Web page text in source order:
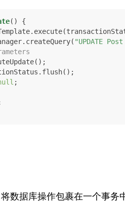
()
{
"UPDATE
;
数据库操作包裹在一个事